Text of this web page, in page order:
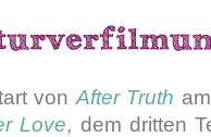
von After Truth
Love, dem dritten